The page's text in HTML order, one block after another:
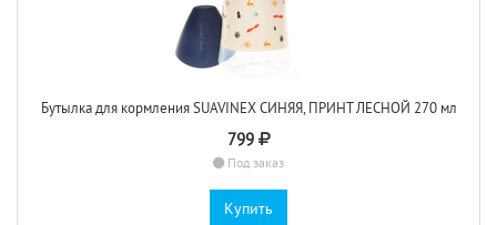
Бутылка для кормления SUAVINEX СИНЯЯ, ПРИНТ ЛЕСНОЙ 270 мл
799
Под заказ
Купить